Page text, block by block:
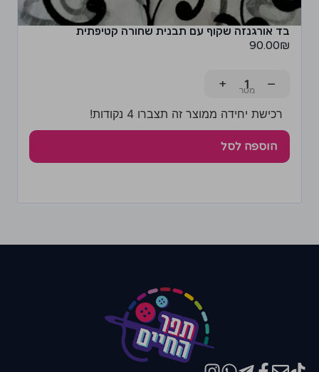
בד אורגנזה שקוף עם תבנית שחורה קטיפתית
90.00₪
−
+
רכישת יחידה ממוצר זה תצברו 4 נקודות!
הוספה לסל